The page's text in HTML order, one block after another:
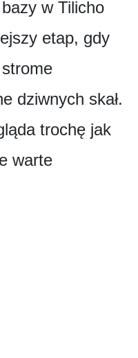
w Tilicho
etap, gdy
dziwnych skał.
trochę jak
warte